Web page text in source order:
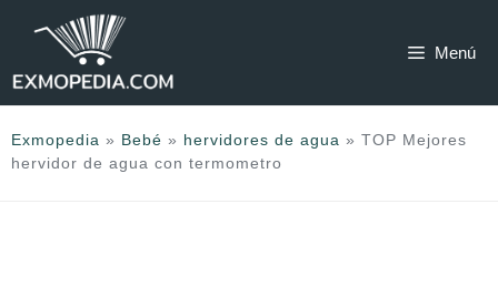
Menú
Exmopedia » Bebé » hervidores de agua » TOP Mejores
hervidor de agua con termometro